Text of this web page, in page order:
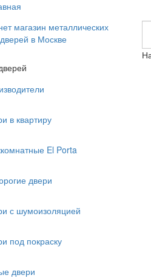
в квартиру
El Porta
двери
с шумоизоляцией
под покраску
двери